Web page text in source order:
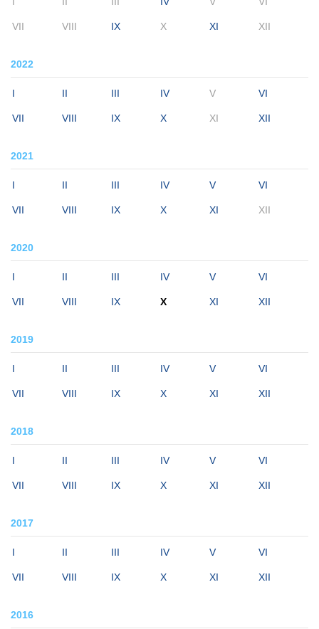
VII VIII IX X XI XII
2022
I II III IV V VI
VII VIII IX X XI XII
2021
I II III IV V VI
VII VIII IX X XI XII
2020
I II III IV V VI
VII VIII IX X XI XII
2019
I II III IV V VI
VII VIII IX X XI XII
2018
I II III IV V VI
VII VIII IX X XI XII
2017
I II III IV V VI
VII VIII IX X XI XII
2016